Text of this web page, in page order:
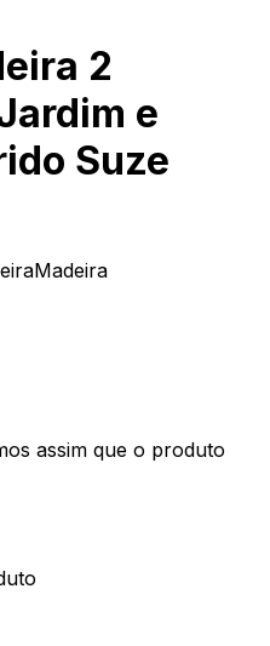
2
e
Suze
assim que o produto